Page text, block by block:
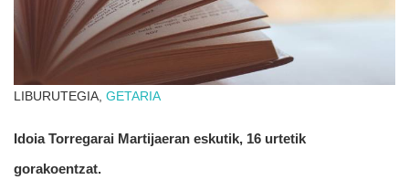
LIBURUTEGIA, GETARIA
Idoia Torregarai Martijaeran eskutik, 16 urtetik
gorakoentzat.